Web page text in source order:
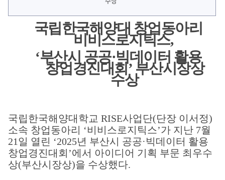
국립한국해양대 창업동아리
비비스로지틱스,
‘부산시 공공·빅데이터 활용
창업경진대회’ 부산시장상
수상
국립한국해양대학교 RISE사업단(단장 이서정)
소속 창업동아리 ‘비비스로지틱스’가 지난 7월
21일 열린 ‘2025년 부산시 공공·빅데이터 활용
창업경진대회’에서 아이디어 기획 부문 최우수
상(부산시장상)을 수상했다.